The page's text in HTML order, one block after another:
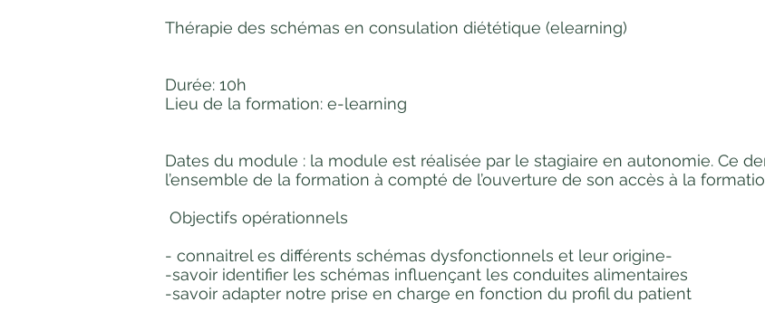
Thérapie des schémas en consulation diététique (elearning)
Durée: 10h
Lieu de la formation: e-learning
Dates du module : la module est réalisée par le stagiaire en autonomie. Ce
l’ensemble de la formation à compté de l’ouverture de son accès à la
Objectifs opérationnels
- connaitrel es différents schémas dysfonctionnels et leur origine-
-savoir identifier les schémas influençant les conduites alimentaires
-savoir adapter notre prise en charge en fonction du profil du patient